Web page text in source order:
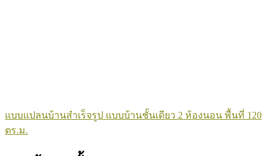
แบบแปลนบ้านสำเร็จรูป แบบบ้านชั้นเดียว 2 ห้องนอน พื้นที่ 120
ตร.ม.